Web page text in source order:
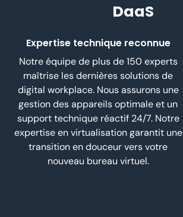
DaaS
Expertise technique reconnue
Notre équipe de plus de 150 experts
maîtrise les dernières solutions de
digital workplace. Nous assurons une
gestion des appareils optimale et un
support technique réactif 24/7. Notre
expertise en virtualisation garantit une
transition en douceur vers votre
nouveau bureau virtuel.